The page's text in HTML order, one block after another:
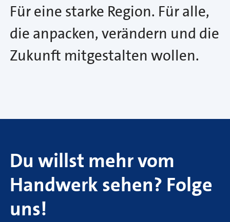
Für eine starke Region. Für alle,
die anpacken, verändern und die
Zukunft mitgestalten wollen.
Du willst mehr vom
Handwerk sehen? Folge
uns!